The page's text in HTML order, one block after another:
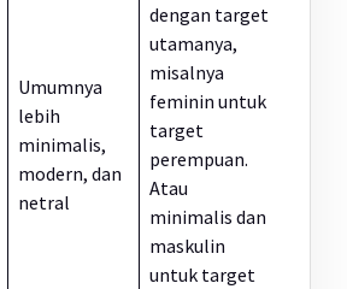
Umumnya
lebih
minimalis,
modern, dan
netral
dengan target
utamanya,
misalnya
feminin untuk
target
perempuan.
Atau
minimalis dan
maskulin
untuk target